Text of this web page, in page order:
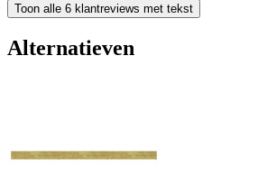
Toon alle 6 klantreviews met tekst
Alternatieven